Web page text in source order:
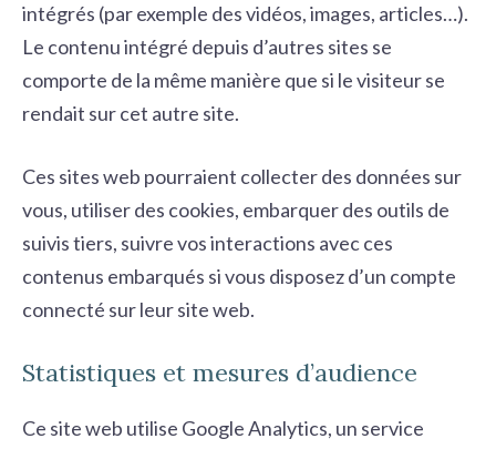
intégrés (par exemple des vidéos, images, articles…).
Le contenu intégré depuis d’autres sites se
comporte de la même manière que si le visiteur se
rendait sur cet autre site.
Ces sites web pourraient collecter des données sur
vous, utiliser des cookies, embarquer des outils de
suivis tiers, suivre vos interactions avec ces
contenus embarqués si vous disposez d’un compte
connecté sur leur site web.
Statistiques et mesures d’audience
Ce site web utilise Google Analytics, un service